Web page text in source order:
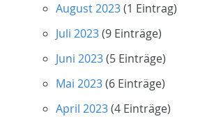
August 2023(1 Eintrag)
Juli 2023(9 Einträge)
Juni 2023(5 Einträge)
Mai 2023(6 Einträge)
April 2023(4 Einträge)